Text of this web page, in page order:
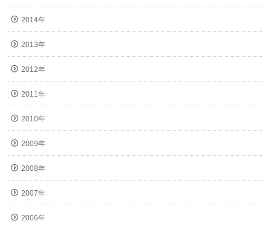
2014年
2013年
2012年
2011年
2010年
2009年
2008年
2007年
2006年